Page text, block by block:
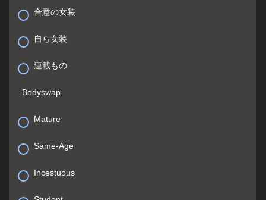
合意の女装
自ら女装
連載もの
Bodyswap
Mature
Same-Age
Incestuous